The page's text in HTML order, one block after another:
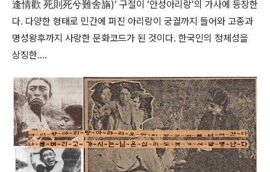
逢情歡 死則死兮難舍㫋)’ 구절이 ‘안성아리랑’의 가사에 등장한
다. 다양한 형태로 민간에 퍼진 아리랑이 궁궐까지 들어와 고종과
명성왕후까지 사랑한 문화코드가 된 것이다. 한국인의 정체성을
상징한….